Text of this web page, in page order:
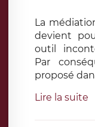
La
devient
outil
Par
proposé
Lire la suite